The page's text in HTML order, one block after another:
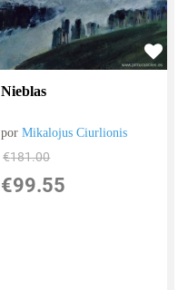
Nieblas
porMikalojus Ciurlionis
€181.00
€99.55